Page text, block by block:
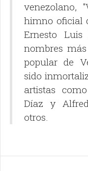
venezolano,
himno oficial
Ernesto
nombres
popular de
sido
artistas
Díaz y
otros.